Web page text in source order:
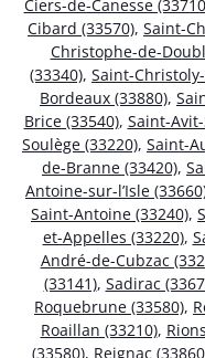
Ciers-de-Canesse
Cibard (33570), Saint-
Christophe-de-
(33340), Saint-
Bordeaux (33880),
Brice (33540), Saint-
Soulège (33220), Saint-
de-Branne (33420),
Antoine-sur-l’Isle
Saint-Antoine (33240),
et-Appelles (33220),
André-de-Cubzac
(33141), Sadirac
Roquebrune (33580),
Roaillan (33210),
(33580), Reignac